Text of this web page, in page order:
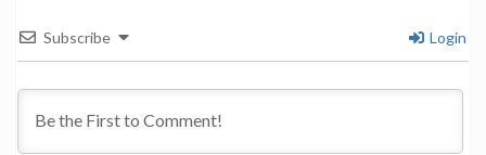
Subscribe Login